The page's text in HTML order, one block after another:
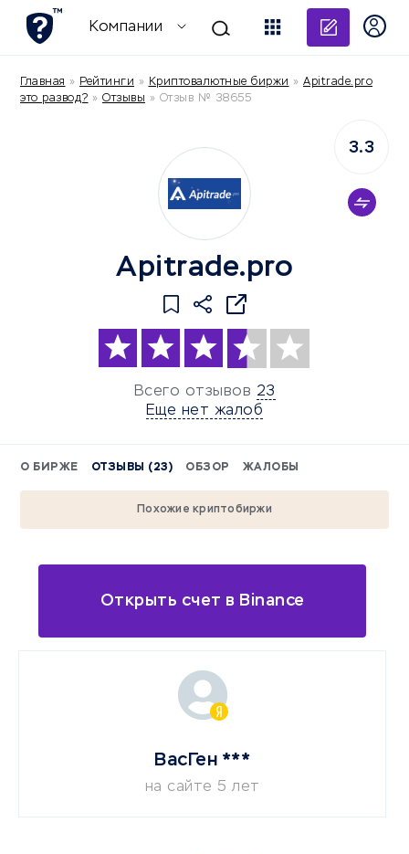
Компании
Главная » Рейтинги » Криптовалютные биржи » Apitrade.pro
это развод? » Отзывы » Отзыв № 38655
Apitrade.pro
Всего отзывов 23
Еще нет жалоб
3.3
О БИРЖЕ ОТЗЫВЫ (23) ОБЗОР ЖАЛОБЫ
Похожие криптобиржи
Открыть счет в Binance
ВасГен ***
на сайте 5 лет